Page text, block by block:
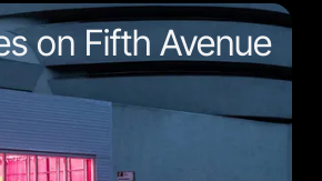
on Fifth Avenue